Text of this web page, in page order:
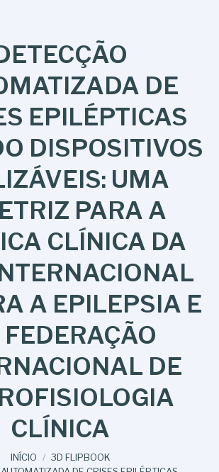
DE
EPILÉPTICAS
DISPOSITIVOS
UMA
PARA A
CLÍNICA DA
A EPILEPSIA E
FEDERAÇÃO
DE
CLÍNICA
INÍCIO
3D FLIPBOOK